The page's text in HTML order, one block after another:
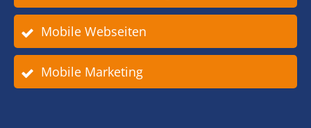
Mobile Webseiten
Mobile Marketing